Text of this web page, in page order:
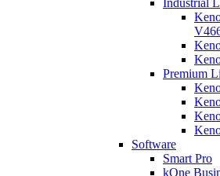
Industrial
Premium
Software
Smart Pro
kOne